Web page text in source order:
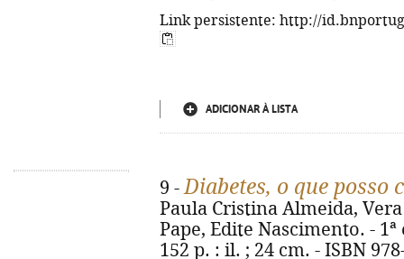
Link persistente: http://
ADICIONAR À LISTA
9 -Diabetes, o que posso
Paula Cristina Almeida,
Pape, Edite Nascimento. -
152 p. : il. ; 24 cm. - ISBN